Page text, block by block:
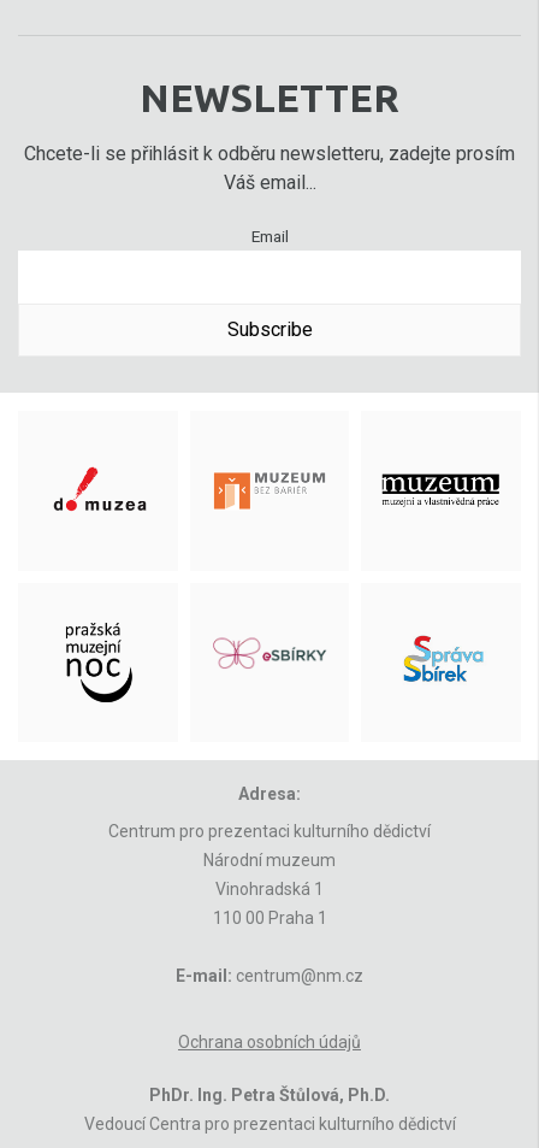
NEWSLETTER
Chcete-li se přihlásit k odběru newsletteru, zadejte prosím
Váš email...
Email
Subscribe
Adresa:
Centrum pro prezentaci kulturního dědictví
Národní muzeum
Vinohradská 1
110 00 Praha 1
E-mail: centrum@nm.cz
Ochrana osobních údajů
PhDr. Ing. Petra Štůlová, Ph.D.
Vedoucí Centra pro prezentaci kulturního dědictví